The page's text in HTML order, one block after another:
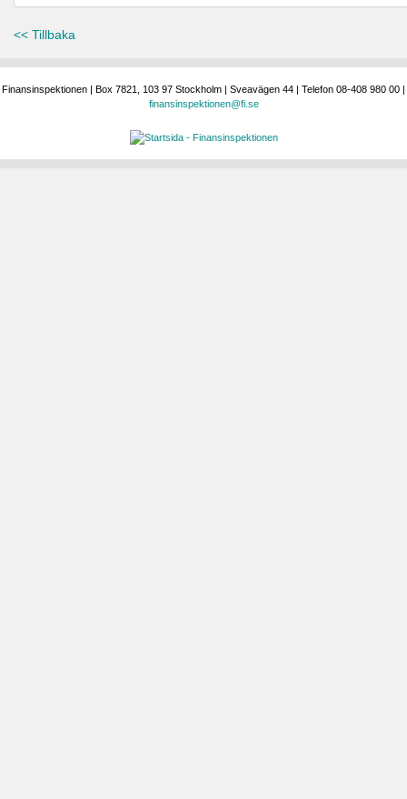
<< Tillbaka
Finansinspektionen | Box 7821, 103 97 Stockholm | Sveavägen 44 | Telefon 08-408 980 00 |
finansinspektionen@fi.se